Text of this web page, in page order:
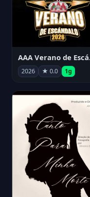
2026 ★ 0.0 1g